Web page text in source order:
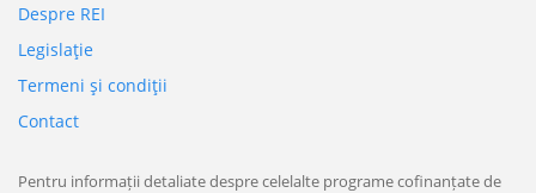
Despre REI
Legislaţie
Termeni şi condiţii
Contact
Pentru informații detaliate despre celelalte programe cofinanțate de